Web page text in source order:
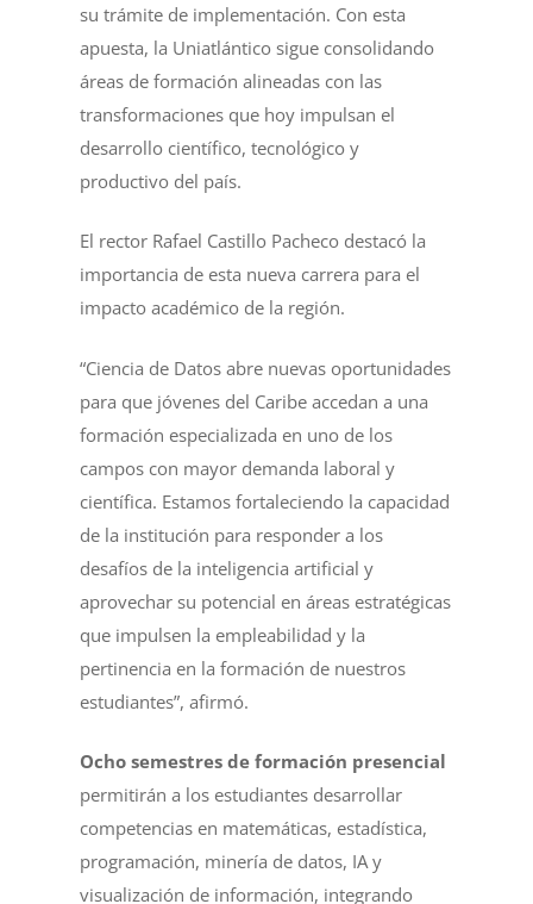
su trámite de implementación. Con esta
apuesta, la Uniatlántico sigue consolidando
áreas de formación alineadas con las
transformaciones que hoy impulsan el
desarrollo científico, tecnológico y
productivo del país.
El rector Rafael Castillo Pacheco destacó la
importancia de esta nueva carrera para el
impacto académico de la región.
“Ciencia de Datos abre nuevas oportunidades
para que jóvenes del Caribe accedan a una
formación especializada en uno de los
campos con mayor demanda laboral y
científica. Estamos fortaleciendo la capacidad
de la institución para responder a los
desafíos de la inteligencia artificial y
aprovechar su potencial en áreas estratégicas
que impulsen la empleabilidad y la
pertinencia en la formación de nuestros
estudiantes”, afirmó.
Ocho semestres de formación presencial
permitirán a los estudiantes desarrollar
competencias en matemáticas, estadística,
programación, minería de datos, IA y
visualización de información, integrando